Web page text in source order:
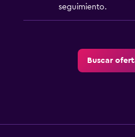
seguimiento.
Buscar